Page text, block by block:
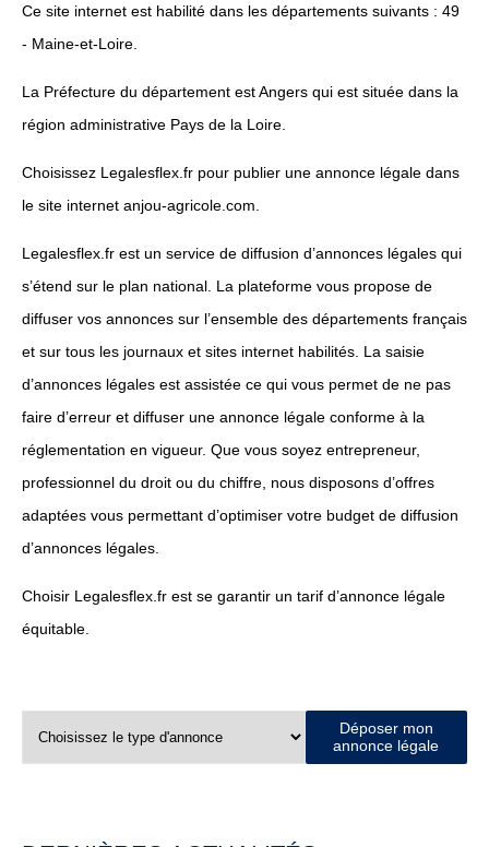
Ce site internet est habilité dans les départements suivants : 49
- Maine-et-Loire.
La Préfecture du département est Angers qui est située dans la
région administrative Pays de la Loire.
Choisissez Legalesflex.fr pour publier une annonce légale dans
le site internet anjou-agricole.com.
Legalesflex.fr est un service de diffusion d’annonces légales qui
s’étend sur le plan national. La plateforme vous propose de
diffuser vos annonces sur l’ensemble des départements français
et sur tous les journaux et sites internet habilités. La saisie
d’annonces légales est assistée ce qui vous permet de ne pas
faire d’erreur et diffuser une annonce légale conforme à la
réglementation en vigueur. Que vous soyez entrepreneur,
professionnel du droit ou du chiffre, nous disposons d’offres
adaptées vous permettant d’optimiser votre budget de diffusion
d’annonces légales.
Choisir Legalesflex.fr est se garantir un tarif d’annonce légale
équitable.
Déposer mon
annonce légale